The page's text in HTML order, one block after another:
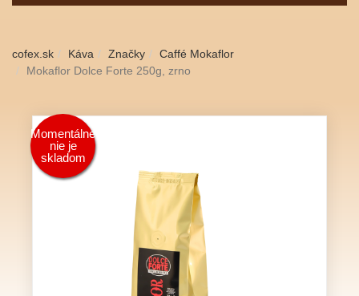
cofex.sk Káva Značky
Caffé Mokaflor
Mokaflor Dolce Forte 250g, zrno
Momentálne
nie je
skladom